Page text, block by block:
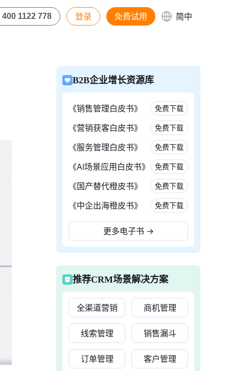
400 1122 778 登录 免费试用 简中
B2B企业增长资源库
《销售管理白皮书》 免费下载
《营销获客白皮书》 免费下载
《服务管理白皮书》 免费下载
《AI场景应用白皮书》 免费下载
《国产替代橙皮书》 免费下载
《中企出海橙皮书》 免费下载
更多电子书 →
推荐CRM场景解决方案
全渠道营销 商机管理
线索管理 销售漏斗
订单管理 客户管理